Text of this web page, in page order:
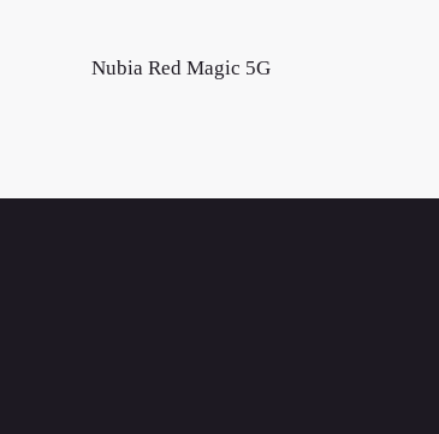
Nubia Red Magic 5G